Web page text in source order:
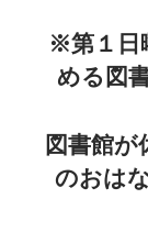
※第１日
める図
図書館が
のおは